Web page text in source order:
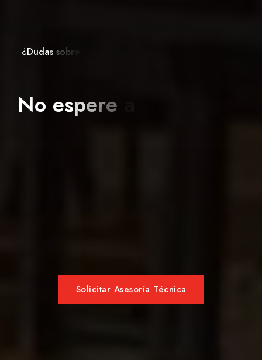
¿Dudas sobr
No espere
Solicitar Asesoría Técnica